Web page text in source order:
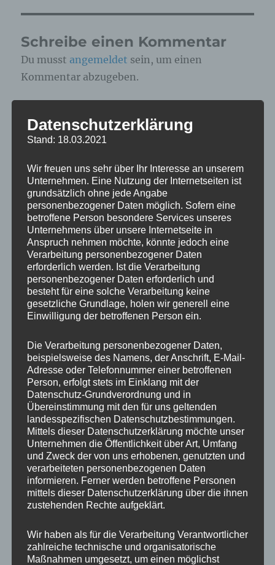
Schreibe einen Kommentar
Du musst angemeldet sein, um einen
Kommentar abzugeben.
reduzieren.Erfahre, wie deine
Kommentardaten verarbeitet werden.
Beitragsnavigation
VERÖFFENTLICHT IN
IMG_5893_mL
MP Mario Porten
Beratung
Training
Coaching
Impulsvorträge
Datenschutzerklärung
Stand: 18.03.2021
Wir freuen uns sehr über Ihr Interesse an unserem
Unternehmen. Eine Nutzung der Internetseiten ist
grundsätzlich ohne jede Angabe
personenbezogener Daten möglich. Sofern eine
betroffene Person besondere Services unseres
Unternehmens über unsere Internetseite in
Anspruch nehmen möchte, könnte jedoch eine
Verarbeitung personenbezogener Daten
erforderlich werden. Ist die Verarbeitung
personenbezogener Daten erforderlich und
besteht für eine solche Verarbeitung keine
gesetzliche Grundlage, holen wir generell eine
Einwilligung der betroffenen Person ein.
Die Verarbeitung personenbezogener Daten,
beispielsweise des Namens, der Anschrift, E-Mail-
Adresse oder Telefonnummer einer betroffenen
Person, erfolgt stets im Einklang mit der
Datenschutz-Grundverordnung und in
Übereinstimmung mit den für uns geltenden
landesspezifischen Datenschutzbestimmungen.
Mittels dieser Datenschutzerklärung möchte unser
Unternehmen die Öffentlichkeit über Art, Umfang
und Zweck der von uns erhobenen, genutzten und
verarbeiteten personenbezogenen Daten
informieren. Ferner werden betroffene Personen
mittels dieser Datenschutzerklärung über die ihnen
zustehenden Rechte aufgeklärt.
Wir haben als für die Verarbeitung Verantwortlicher
zahlreiche technische und organisatorische
Maßnahmen umgesetzt, um einen möglichst